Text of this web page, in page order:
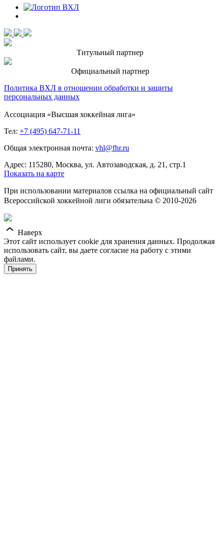
Титульный партнер
Официальный партнер
Политика ВХЛ в отношении обработки и защиты
персональных данных
Ассоциация «Высшая хоккейная лига»
Тел: +7 (495) 647-71-11
Общая электронная почта: vhl@fhr.ru
Адрес: 115280, Москва, ул. Автозаводская, д. 21, стр.1
Показать на карте
При использовании материалов ссылка на официальный сайт
Всероссийской хоккейной лиги обязательна © 2010-2026
Наверх
Этот сайт использует cookie для хранения данных. Продолжая
использовать сайт, вы даете согласие на работу с этими
файлами.
Принять